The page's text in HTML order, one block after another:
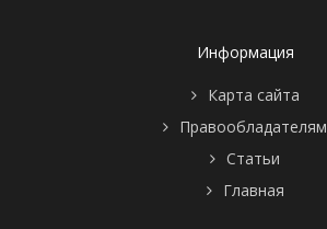
Информация
Карта сайта
Правообладателям
Статьи
Главная